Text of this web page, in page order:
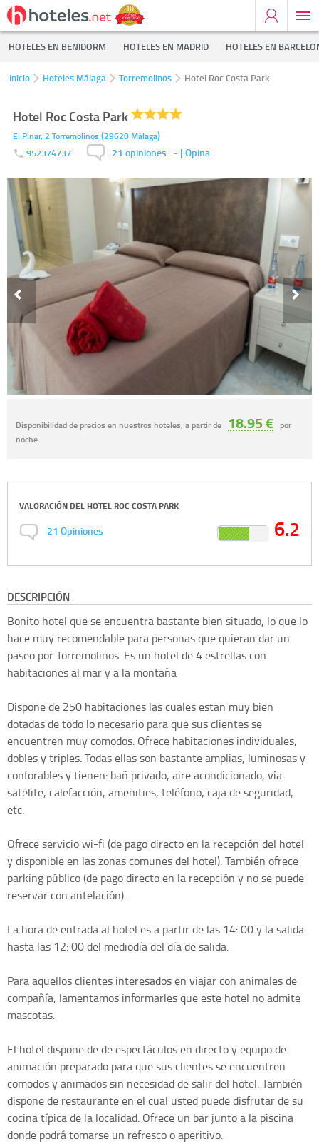
HOTELES EN BENIDORM HOTELES EN MADRID HOTELES EN
Inicio Hoteles Málaga Torremolinos Hotel Roc Costa Park
Hotel Roc Costa Park
El Pinar, 2 Torremolinos (29620 Málaga)
952374737 21 opiniones - | Opina
Disponibilidad de precios en nuestros hoteles, a partir de 18.95 € por
noche.
VALORACIÓN DEL HOTEL ROC COSTA PARK
21 Opiniones 6.2
DESCRIPCIÓN
Bonito hotel que se encuentra bastante bien situado, lo que lo
hace muy recomendable para personas que quieran dar un
paseo por Torremolinos. Es un hotel de 4 estrellas con
habitaciones al mar y a la montaña
Dispone de 250 habitaciones las cuales estan muy bien
dotadas de todo lo necesario para que sus clientes se
encuentren muy comodos. Ofrece habitaciones individuales,
dobles y triples. Todas ellas son bastante amplias, luminosas y
conforables y tienen: bañ privado, aire acondicionado, vía
satélite, calefacción, amenities, teléfono, caja de seguridad,
etc.
Ofrece servicio wi-fi (de pago directo en la recepción del hotel
y disponible en las zonas comunes del hotel). También ofrece
parking público (de pago directo en la recepción y no se puede
reservar con antelación).
La hora de entrada al hotel es a partir de las 14: 00 y la salida
hasta las 12: 00 del mediodía del día de salida.
Para aquellos clientes interesados en viajar con animales de
compañía, lamentamos informarles que este hotel no admite
mascotas.
El hotel dispone de de espectáculos en directo y equipo de
animación preparado para que sus clientes se encuentren
comodos y animados sin necesidad de salir del hotel. También
dispone de restaurante en el cual usted puede disfrutar de su
cocina típica de la localidad. Ofrece un bar junto a la piscina
donde podrá tomarse un refresco o aperitivo.